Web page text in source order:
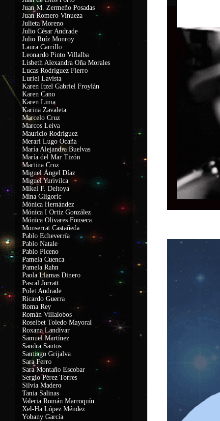
Juan M. Zermeño Posadas
Juan Romero Vinueza
Julieta Moreno
Julio César Andrade
Julio Ruíz Monroy
Laura Carrillo
Leonardo Pinto Villalba
Lisbeth Alexandra Oña Morales
Lucas Rodríguez Fierro
Luriel Lavista
Karen Itzel Gabriel Froylán
Karen Cano
Karen Lima
Karina Zavaleta
Marcelo Cruz
Marcos Leiva
Mauricio Rodríguez
Merari Lugo Ocaña
María Alejandra Buelvas
María del Mar Tizón
Martina Cruz
Miguel Ángel Díaz
Miguel Yurivilca
Míkel F. Deltoya
Mina Gligoric
Mónica Hernández
Mónica I Ortiz González
Mónica Olivares Fonseca
Monserrat Castañeda
Pablo Echeverría
Pablo Natale
Pablo Piceno
Pamela Cuenca
Pamela Rahn
Paola Llamas Dinero
Pascal Jorratt
Polet Andrade
Ricardo Guerra
Roma Rey
Román Villalobos
Roselbet Toledo Mayoral
Roxana Landívar
Samuel Martínez
Sandra Santos
Santiago Grijalva
Sara Ferro
Sara Montaño Escobar
Sergio Pérez Torres
Silvia Madero
Tania Salinas
Valeria Román Marroquín
Xel-Ha López Méndez
Yobany García